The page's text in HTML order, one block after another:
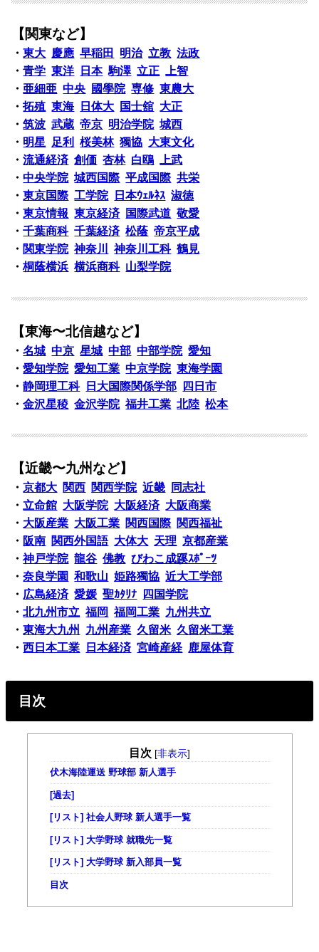
【関東など】
・東大 慶應 早稲田 明治 立教 法政
・青学 東洋 日本 駒澤 立正
上智
・ 亜細亜 中央 國學院 専修 東農大
・拓殖 東海 日体大 国士舘 大正
・筑波 武蔵 帝京 明治学院 城西
・ 明星 足利 桜美林 獨協 大東文化
・流通経済 創価 杏林 白鴎
上武
・中央学院 城西国際 平成国際 共栄
・東京国際 工学院 日本ｳｪﾙﾈｽ 淑徳
・東京情報 東京経済 国際武道 敬愛
・千葉商科 千葉経済 松蔭 帝京平成
・ 関東学院 神奈川 神奈川工科 鶴見
・桐蔭横浜 横浜商科 山梨学院
【東海〜北信越など】
・名城 中京 星城 中部 中部学院 愛知
・愛知学院 愛知工業 中京学院 東海学園
・静岡理工科 日大国際関係学部
四日市
・金沢星稜 金沢学院 福井工業 北陸 松本
【近畿〜九州など】
・京都大 関西 関西学院 近畿
同志社
・ 立命館 大阪学院 大阪経済 大阪商業
・ 大阪産業 大阪工業 関西国際 関西福祉
・ 阪南 関西外国語 大体大 天理 京都産業
・神戸学院 龍谷 佛教 びわこ成蹊ｽﾎﾟｰﾂ
・奈良学園 和歌山 姫路獨協 近大工学部
・ 広島経済 愛媛 聖ｶﾀﾘﾅ
四国学院
・北九州市立 福岡 福岡工業 九州共立
・東海大九州 九州産業 久留米 久留米工業
・西日本工業 日本経済 宮崎産経 鹿屋体育
目次
目次 [非表示]
伏木海陸運送 野球部 新人選手
[過去]
[リスト] 社会人野球 新人選手一覧
[リスト] 大学野球 就職先一覧
[リスト] 大学野球 新入部員一覧
目次